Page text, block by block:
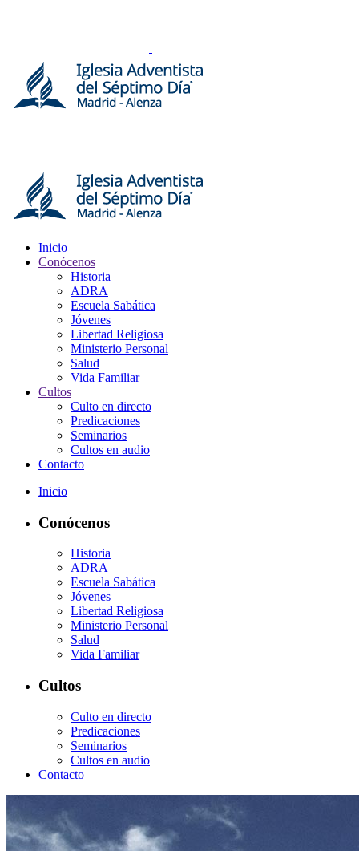
Inicio
Conócenos
Historia
ADRA
Escuela Sabática
Jóvenes
Libertad Religiosa
Ministerio Personal
Salud
Vida Familiar
Cultos
Culto en directo
Predicaciones
Seminarios
Cultos en audio
Contacto
Inicio
Conócenos
Historia
ADRA
Escuela Sabática
Jóvenes
Libertad Religiosa
Ministerio Personal
Salud
Vida Familiar
Cultos
Culto en directo
Predicaciones
Seminarios
Cultos en audio
Contacto